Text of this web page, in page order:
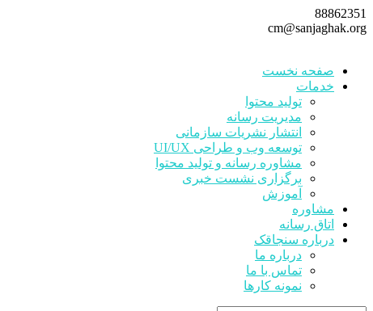
88862351
cm@sanjaghak.org
صفحه نخست
خدمات
تولید محتوا
مدیریت رسانه
انتشار نشریات سازمانی
توسعه وب و طراحی UI/UX
مشاوره رسانه و تولید محتوا
برگزاری نشست خبری
آموزش
مشاوره
اتاق رسانه
درباره سنجاقک
درباره ما
تماس با ما
نمونه کارها